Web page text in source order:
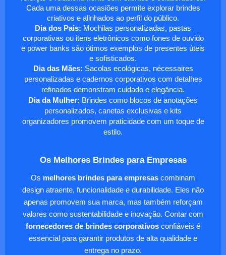
Cada uma dessas ocasiões permite explorar brindes
criativos e alinhados ao perfil do público.
Dia dos Pais: Mochilas personalizadas, pastas
corporativas ou itens eletrônicos como fones de ouvido
e power banks são ótimos exemplos de presentes úteis
e sofisticados.
Dia das Mães: Sacolas ecológicas, nécessaires
personalizadas e cadernos corporativos com detalhes
refinados demonstram cuidado e elegância.
Dia da Mulher: Brindes como blocos de anotações
personalizados, canetas exclusivas e kits
organizadores promovem praticidade com um toque de
estilo.
Os Melhores Brindes para Empresas
Os melhores brindes para empresas combinam
design atraente, funcionalidade e durabilidade. Eles não
apenas promovem sua marca, mas também reforçam
valores como sustentabilidade e inovação. Contar com
fornecedores de brindes corporativos confiáveis é
essencial para garantir produtos de alta qualidade e
entrega no prazo.